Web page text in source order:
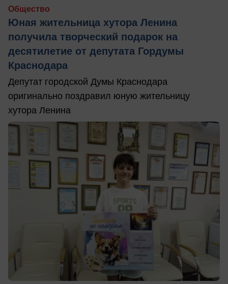
Общество
Юная жительница хутора Ленина
получила творческий подарок на
десятилетие от депутата Гордумы
Краснодара
Депутат городской Думы Краснодара
оригинально поздравил юную жительницу
хутора Ленина